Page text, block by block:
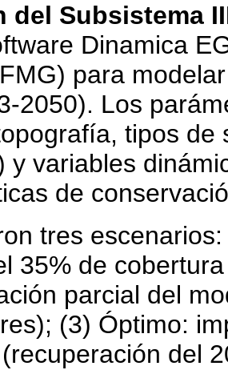
del Subsistema
Dinamica
para
2050). Los
tipos de
y variables
de
tres
35% de
parcial del
(3) Óptimo:
del